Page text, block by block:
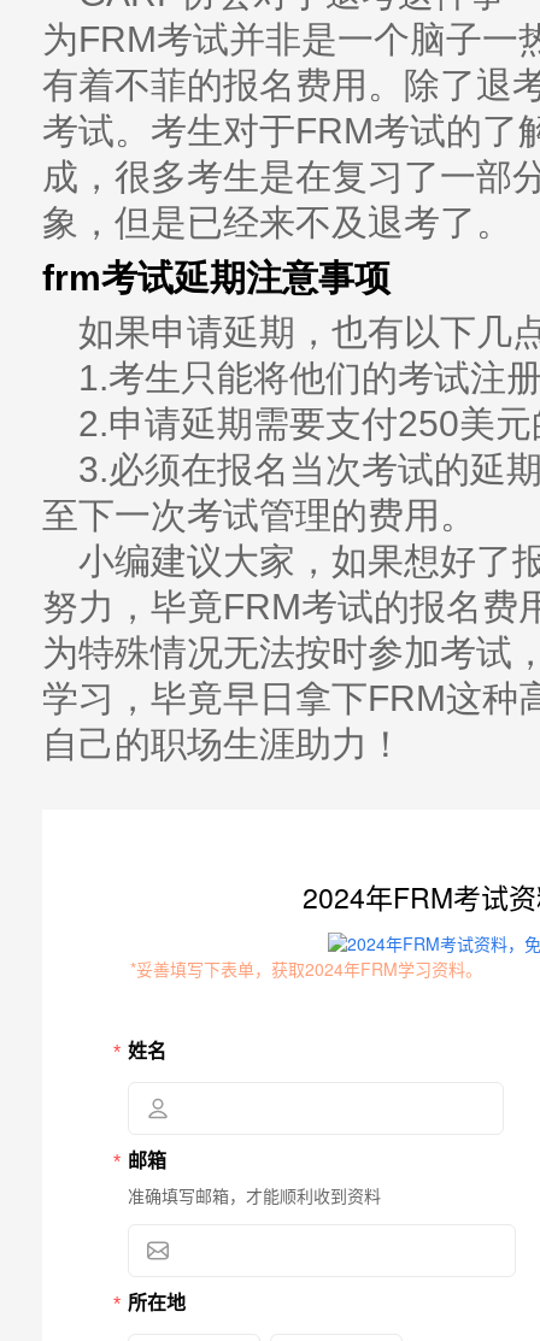
为FRM考试并非是一个脑子一
有着不菲的报名费用。除了退
考试。考生对于FRM考试的了
成，很多考生是在复习了一部
象，但是已经来不及退考了。
frm考试延期注意事项
如果申请延期，也有以下几
1.考生只能将他们的考试注
2.申请延期需要支付250美
3.必须在报名当次考试的延
至下一次考试管理的费用。
小编建议大家，如果想好了
努力，毕竟FRM考试的报名费
为特殊情况无法按时参加考试
学习，毕竟早日拿下FRM这种
自己的职场生涯助力！